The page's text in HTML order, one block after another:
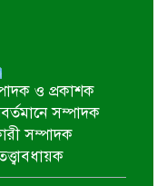
ভ্যান ও
নির্বাচনী প্রতিশ্রুতি
করছি- কপিল কৃষ্ণ মণ্ডল
ও প্রকাশক
সম্পাদক
সম্পাদক